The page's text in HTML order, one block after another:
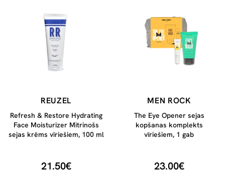
REUZEL
Refresh & Restore Hydrating
Face Moisturizer Mitrinošs
sejas krēms vīriešiem, 100 ml
21.50€
MEN ROCK
The Eye Opener sejas
kopšanas komplekts
vīriešiem, 1 gab
23.00€